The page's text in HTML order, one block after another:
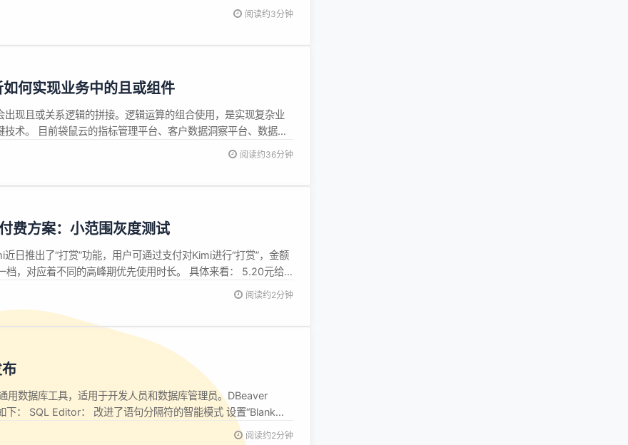
放、生态 有什么特点？ 特点 描述 更高的计算性价比 并发高 2～
阅读约3分钟
何实现业务中的且或组件
现且或关系逻辑的拼接。逻辑运算的组合使用，是实现复杂业
术。 目前袋鼠云的指标管理平台、客户数据洞察平台、数据资
或组件已经在 RC 5.0 中添加到组件库，企业现在可以更加灵活地
阅读约36分钟
费方案：小范围灰度测试
日推出了“打赏”功能，用户可通过支付对Kimi进行“打赏”，金额
，对应着不同的高峰期优先使用时长。 具体来看： 5.20元给
用4天。 9.99元加鸡腿，优先使用8天。 28.8元喝杯咖啡，优先
阅读约2分钟
用数据库工具，适用于开发人员和数据库管理员。DBeaver
： SQL Editor： 改进了语句分隔符的智能模式 设置“Blank
默认选项已更改为“Always” 改进了自动完成时的Cursor
阅读约2分钟